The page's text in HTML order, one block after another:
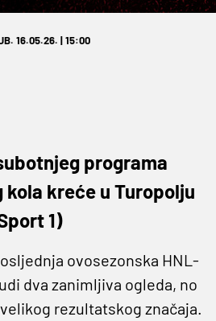
16.05.26. | 15:00
programa
kreće u Turopolju
1)
ovosezonska HNL-
dva zanimljiva ogleda, no
rezultatskog značaja.